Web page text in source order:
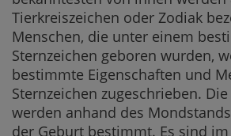
Tierkreiszeichen oder Zodiak
Menschen, die unter einem
Sternzeichen geboren wurden,
bestimmte Eigenschaften und
Sternzeichen zugeschrieben.
werden anhand des
der Geburt bestimmt. Es sind